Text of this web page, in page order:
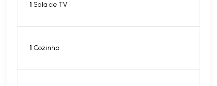
1 Sala de TV
1 Cozinha